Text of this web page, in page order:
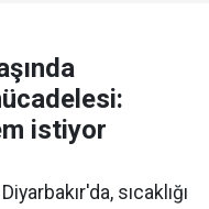
istiyor
sıcaklığı